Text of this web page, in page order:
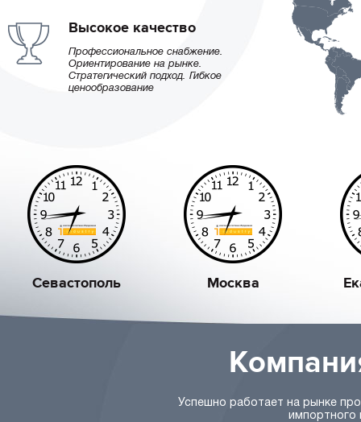
Высокое качество
Профессиональное снабжение.
Ориентирование на рынке.
Стратегический подход. Гибкое
ценообразование
Севастополь Москва
Успешно работает на рынке
импортного